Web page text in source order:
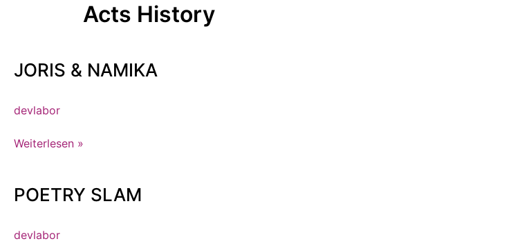
Acts History
JORIS & NAMIKA
devlabor
JORIS
Weiterlesen »
POETRY SLAM
devlabor
POETRY